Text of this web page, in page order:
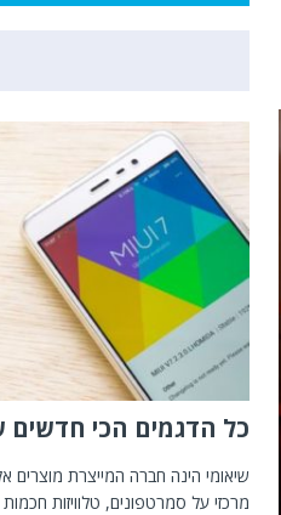
כל הדגמים הכי חדשים
שיאומי הינה חברה המייצרת מוצרים
מרכזי על סמרטפונים, טלוויזות